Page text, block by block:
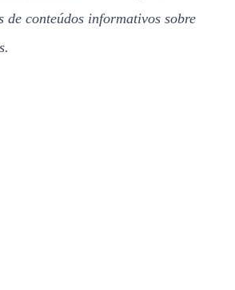
de conteúdos informativos sobre